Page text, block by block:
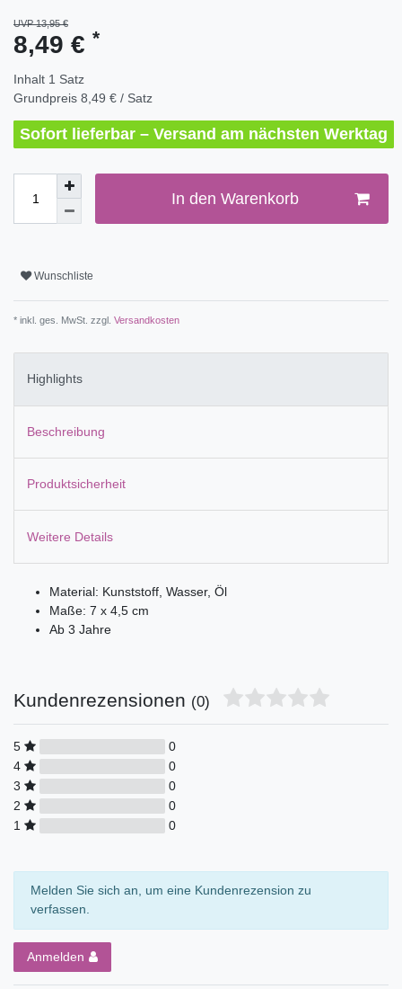
UVP 13,95 €
8,49 € *
Inhalt 1 Satz
Grundpreis 8,49 € / Satz
Sofort lieferbar – Versand am nächsten Werktag
In den Warenkorb
Wunschliste
* inkl. ges. MwSt. zzgl. Versandkosten
Highlights
Beschreibung
Produktsicherheit
Weitere Details
Material: Kunststoff, Wasser, Öl
Maße: 7 x 4,5 cm
Ab 3 Jahre
Kundenrezensionen (0)
5
0
4
0
3
0
2
0
1
0
Melden Sie sich an, um eine Kundenrezension zu
verfassen.
Anmelden